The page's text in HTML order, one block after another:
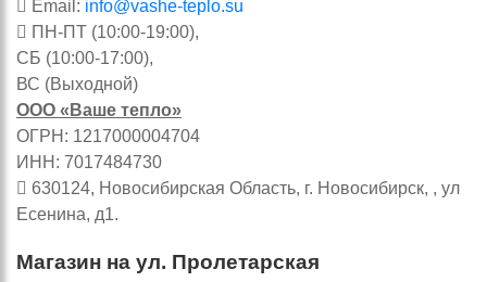
Email: info@vashe-teplo.su
ПН-ПТ (10:00-19:00),
СБ (10:00-17:00),
ВС (Выходной)
ООО «Ваше тепло»
ОГРН: 1217000004704
ИНН: 7017484730
630124, Новосибирская Область, г. Новосибирск, , ул
Есенина, д1.
Магазин на ул. Пролетарская